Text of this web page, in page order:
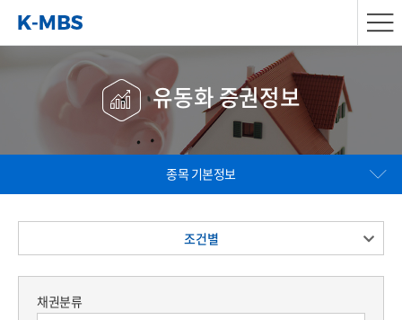
유동화 증권정보
종목 기본정보
조건별
채권분류